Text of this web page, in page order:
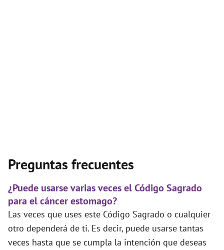
Preguntas frecuentes
¿Puede usarse varias veces el Código Sagrado
para el cáncer estomago?
Las veces que uses este Código Sagrado o cualquier
otro dependerá de ti. Es decir, puede usarse tantas
veces hasta que se cumpla la intención que deseas